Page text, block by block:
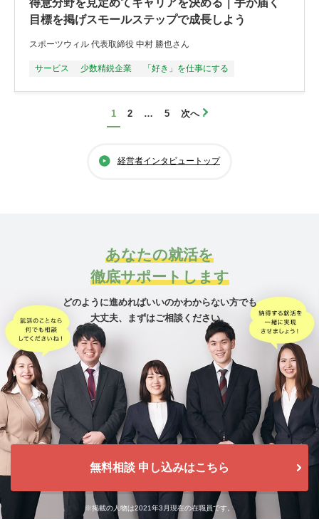
得意分野を見定めてキャリアを決める｜手が届く
目標を掲げスモールステップで成長しよう
スポーツウィル 代表取締役 中村 勝也さん
サービス 少数精鋭企業 「好き」を仕事にする
1 2 … 5 次へ
経営者インタビュートップ
あなたの就活を
徹底サポートします
どのように進めればいいのかわからない方でも
大丈夫、
まずはご相談ください。
無料相談 申し込みはこちら
※掲載の人物は2021年3月現在の在職員です。